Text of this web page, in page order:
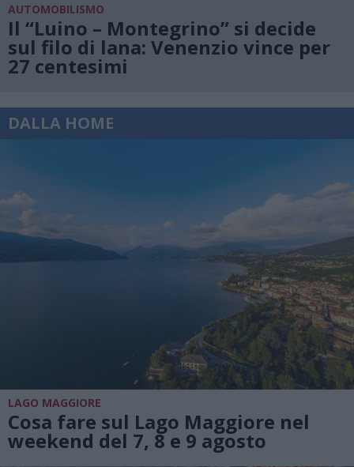
AUTOMOBILISMO
Il “Luino – Montegrino” si decide
sul filo di lana: Venenzio vince per
27 centesimi
DALLA HOME
LAGO MAGGIORE
Cosa fare sul Lago Maggiore nel
weekend del 7, 8 e 9 agosto